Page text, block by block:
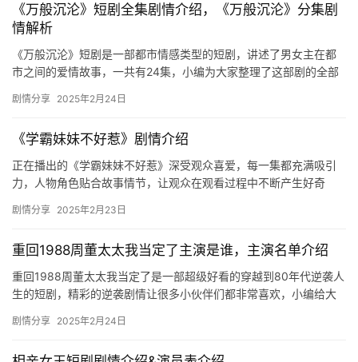
《万般沉沦》短剧全集剧情介绍，《万般沉沦》分集剧
情解析
《万般沉沦》短剧是一部都市情感类型的短剧，讲述了男女主在都
市之间的爱情故事，一共有24集，小编为大家整理了这部剧的全部
星…
剧情分享 2025年2月24日
《学霸妹妹不好惹》剧情介绍
正在播出的《学霸妹妹不好惹》深受观众喜爱，每一集都充满吸引
力，人物角色贴合故事情节，让观众在观看过程中不断产生好奇
门…
剧情分享 2025年2月23日
重回1988周董太太我当定了主演是谁，主演名单介绍
重回1988周董太太我当定了是一部超级好看的穿越到80年代逆袭人
生的短剧，精彩的逆袭剧情让很多小伙伴们都非常喜欢，小编给大
剧情分享 2025年2月24日